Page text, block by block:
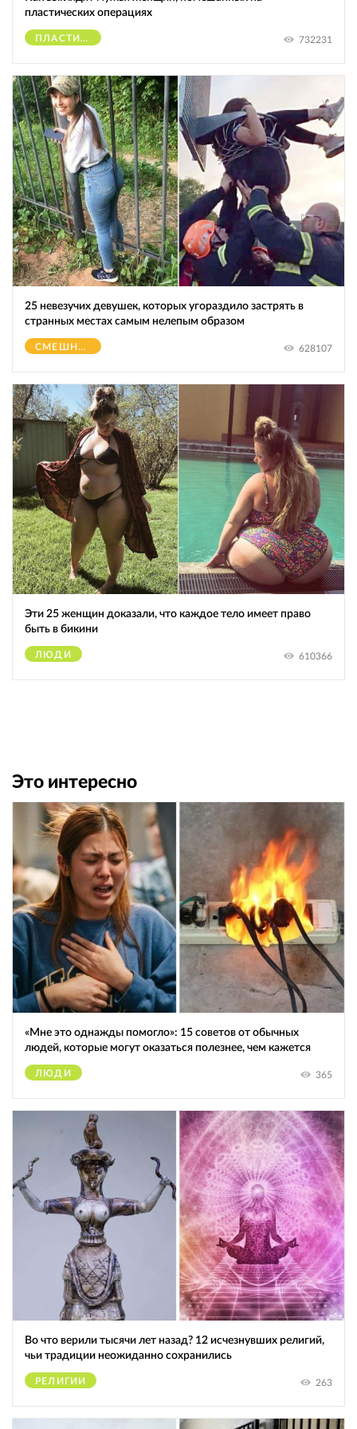
пластических операциях
ПЛАСТИЧЕСКИЕ ОПЕРАЦИИ 732231
25 невезучих девушек, которых угораздило застрять в
странных местах самым нелепым образом
СМЕШНОЕ 628107
Эти 25 женщин доказали, что каждое тело имеет право
быть в бикини
ЛЮДИ 610366
Это интересно
«Мне это однажды помогло»: 15 советов от обычных
людей, которые могут оказаться полезнее, чем кажется
ЛЮДИ 365
Во что верили тысячи лет назад? 12 исчезнувших религий,
чьи традиции неожиданно сохранились
РЕЛИГИИ 263